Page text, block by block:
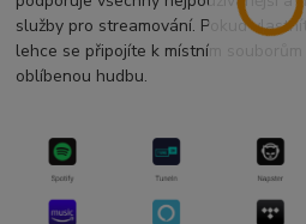
služby pro streamování. Pokud
lehce se připojíte k místním
oblíbenou hudbu.